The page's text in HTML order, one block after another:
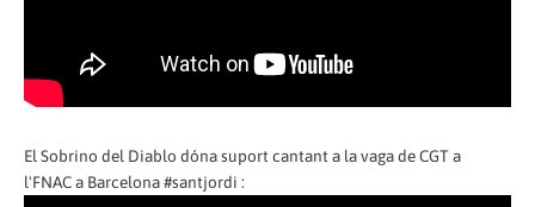
El Sobrino del Diablo dóna suport cantant a la vaga de CGT a
l'FNAC a Barcelona #santjordi :